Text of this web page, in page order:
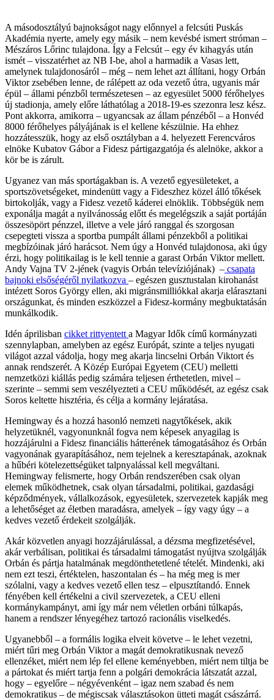
A másodosztályú bajnokságot nagy előnnyel a felcsúti Puskás
Akadémia nyerte, amely egy másik – nem kevésbé ismert stróman –
Mészáros Lőrinc tulajdona. Így a Felcsút – egy év kihagyás után
ismét – visszatérhet az NB I-be, ahol a harmadik a Vasas lett,
amelynek tulajdonosáról – még – nem lehet azt állítani, hogy Orbán
Viktor zsebében lenne, de rálépett az oda vezető útra, ugyanis már
épül – állami pénzből természetesen – az egyesület 5000 férőhelyes
új stadionja, amely előre láthatólag a 2018-19-es szezonra lesz kész.
Pont akkorra, amikorra – ugyancsak az állam pénzéből – a Honvéd
8000 férőhelyes pályájának is el kellene készülnie. Ha ehhez
hozzátesszük, hogy az első osztályban a 4. helyezett Ferencváros
elnöke Kubatov Gábor a Fidesz pártigazgatója és alelnöke, akkor a
kör be is zárult.
Ugyanez van más sportágakban is. A vezető egyesületeket, a
sportszövetségeket, mindenütt vagy a Fideszhez közel álló tőkések
birtokolják, vagy a Fidesz vezető káderei elnöklik. Többségük nem
exponálja magát a nyilvánosság előtt és megelégszik a saját portáján
összesöpört pénzzel, illetve a vele járó ranggal és szorgosan
csepegteti vissza a sportba pumpált állami pénzekből a politikai
megbízóinak járó harácsot. Nem úgy a Honvéd tulajdonosa, aki úgy
érzi, hogy politikailag is le kell tennie a garast Orbán Viktor mellett.
Andy Vajna TV 2-jének (vagyis Orbán televíziójának) – csapata
bajnoki elsőségéről nyilatkozva – egészen gusztustalan kirohanást
intézett Soros György ellen, aki migránsmilliókkal akarja elárasztani
országunkat, és minden eszközzel a Fidesz-kormány megbuktatásán
munkálkodik.
Idén áprilisban cikket rittyentett a Magyar Idők című kormányzati
szennylapban, amelyben az egész Európát, szinte a teljes nyugati
világot azzal vádolja, hogy meg akarja lincselni Orbán Viktort és
annak rendszerét. A Közép Európai Egyetem (CEU) melletti
nemzetközi kiállás pedig számára teljesen érthetetlen, mivel –
szerinte – semmi sem veszélyezteti a CEU működését, az egész csak
Soros keltette hisztéria, és célja a kormány lejáratása.
Hemingway és a hozzá hasonló nemzeti nagytőkések, akik
helyzetüknél, vagyonunknál fogva nem képesek anyagilag is
hozzájárulni a Fidesz financiális hátterének támogatásához és Orbán
vagyonának gyarapításához, nem tejelnek a keresztapának, azoknak
a hűbéri kötelezettségüket talpnyalással kell megváltani.
Hemingway felismerte, hogy Orbán rendszerében csak olyan
elemek működhetnek, csak olyan társadalmi, politikai, gazdasági
képződmények, vállalkozások, egyesületek, szervezetek kapják meg
a lehetőséget az életben maradásra, amelyek – így vagy úgy – a
kedves vezető érdekeit szolgálják.
Akár közvetlen anyagi hozzájárulással, a dézsma megfizetésével,
akár verbálisan, politikai és társadalmi támogatást nyújtva szolgálják
Orbán és pártja hatalmának megdönthetetlené tételét. Mindenki, aki
nem ezt teszi, értéktelen, haszontalan és – ha még meg is mer
szólalni, vagy a kedves vezető ellen tesz – elpusztítandó. Ennek
fényében kell értékelni a civil szervezetek, a CEU elleni
kormánykampányt, ami így már nem véletlen orbáni túlkapás,
hanem a rendszer lényegéhez tartozó racionális viselkedés.
Ugyanebből – a formális logika elveit követve – le lehet vezetni,
miért tűri meg Orbán Viktor a magát demokratikusnak nevező
ellenzéket, miért nem lép fel ellene keményebben, miért nem tiltja be
a pártokat és miért tartja fenn a polgári demokrácia látszatát azzal,
hogy – egyelőre – négyévenként – igaz nem szabad és nem
demokratikus – de mégiscsak választásokon ütteti magát császárrá.